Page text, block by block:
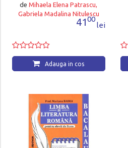
deMihaela Elena Patrascu,
Gabriela Madalina Nitulescu
4100
lei
Adauga in cos